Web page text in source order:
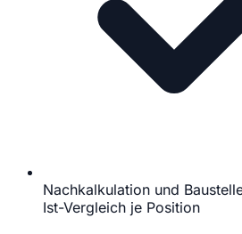
Nachkalkulation und
Ist-Vergleich je Position